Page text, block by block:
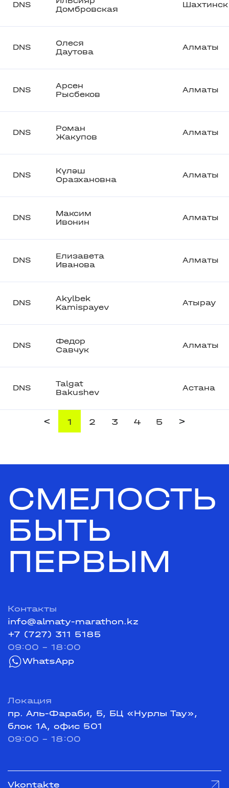
DNS
Домбровская
Шахтинск
DNS
Олеся
Даутова
Алматы
DNS
Арсен
Рысбеков
Алматы
DNS
Роман
Жакупов
Алматы
DNS
Күләш
Оразхановна
Алматы
DNS
Максим
Ивонин
Алматы
DNS
Елизавета
Иванова
Алматы
DNS
Akylbek
Kamispayev
Атырау
DNS
Федор
Савчук
Алматы
DNS
Talgat
Bakushev
Астана
< 1 2 3 4 5 >
СМЕЛОСТЬ
БЫТЬ
ПЕРВЫМ
Контакты
info@almaty-marathon.kz
+7 (727) 311 5185
09:00 - 18:00
WhatsApp
Локация
пр. Аль-Фараби, 5, БЦ «Нурлы Тау»,
блок 1А, офис 501
09:00 - 18:00
Vkontakte